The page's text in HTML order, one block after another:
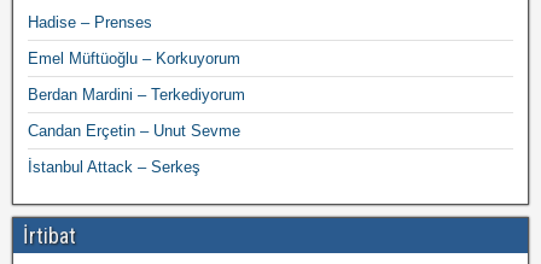
Hadise – Prenses
Emel Müftüoğlu – Korkuyorum
Berdan Mardini – Terkediyorum
Candan Erçetin – Unut Sevme
İstanbul Attack – Serkeş
İrtibat